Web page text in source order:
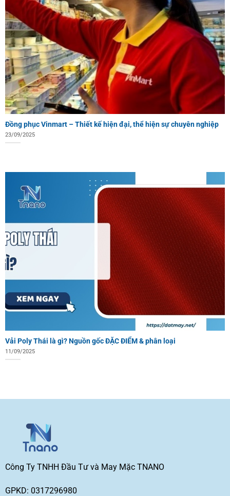
Đồng phục Vinmart – Thiết kế hiện đại, thể hiện sự chuyên nghiệp
23/09/2025
Vải Poly Thái là gì? Nguồn gốc ĐẶC ĐIỂM & phân loại
11/09/2025
Công Ty TNHH Đầu Tư và May Mặc TNANO
GPKD: 0317296980